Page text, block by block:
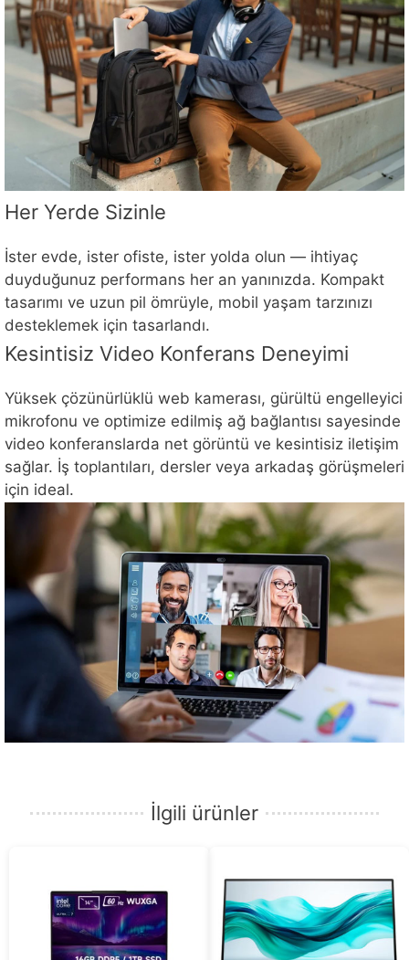
Her Yerde Sizinle
İster evde, ister ofiste, ister yolda olun — ihtiyaç
duyduğunuz performans her an yanınızda. Kompakt
tasarımı ve uzun pil ömrüyle, mobil yaşam tarzınızı
desteklemek için tasarlandı.
Kesintisiz Video Konferans Deneyimi
Yüksek çözünürlüklü web kamerası, gürültü engelleyici
mikrofonu ve optimize edilmiş ağ bağlantısı sayesinde
video konferanslarda net görüntü ve kesintisiz iletişim
sağlar. İş toplantıları, dersler veya arkadaş görüşmeleri
için ideal.
İlgili ürünler